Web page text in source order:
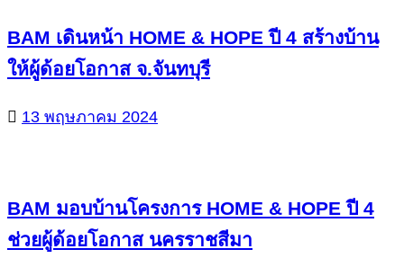
BAM เดินหน้า HOME & HOPE ปี 4 สร้างบ้าน
ให้ผู้ด้อยโอกาส จ.จันทบุรี
13 พฤษภาคม 2024
BAM มอบบ้านโครงการ HOME & HOPE ปี 4
ช่วยผู้ด้อยโอกาส นครราชสีมา